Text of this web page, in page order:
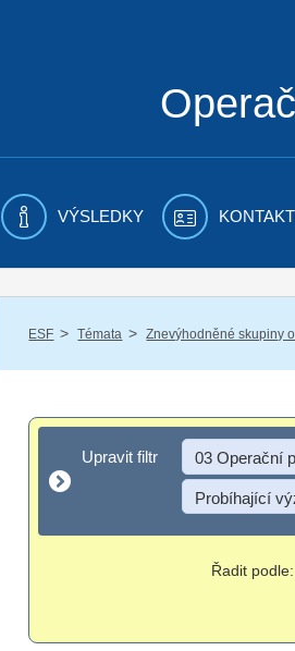
VÝSLEDKY
ESF / Témata / Znevýhodněné skupiny
Upravit filtr
Upravit filtr 03 Operační
Probíhající
Řadit podle: